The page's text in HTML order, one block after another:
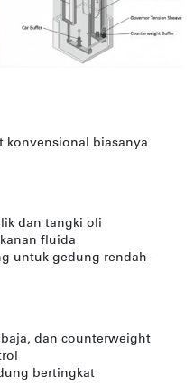
konvensional biasanya
dan tangki oli
fluida
untuk gedung rendah-
dan counterweight
bertingkat